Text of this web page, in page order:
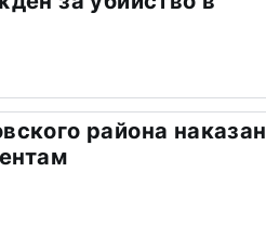
района наказан